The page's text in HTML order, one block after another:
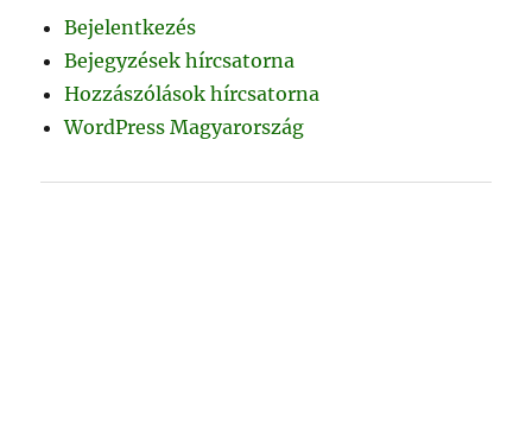
Bejelentkezés
Bejegyzések hírcsatorna
Hozzászólások hírcsatorna
WordPress Magyarország